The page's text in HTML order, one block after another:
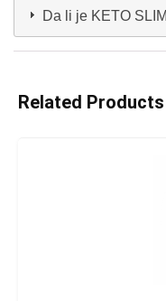
Da li je KETO
Related Products